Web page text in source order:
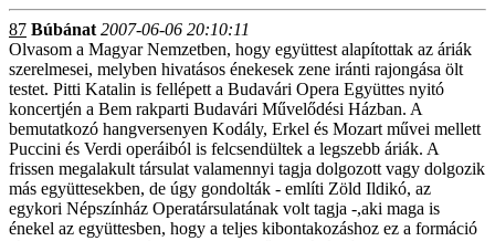
87 Búbánat 2007-06-06 20:10:11
Olvasom a Magyar Nemzetben, hogy együttest alapítottak az áriák
szerelmesei, melyben hivatásos énekesek zene iránti rajongása ölt
testet. Pitti Katalin is fellépett a Budavári Opera Együttes nyitó
koncertjén a Bem rakparti Budavári Művelődési Házban. A
bemutatkozó hangversenyen Kodály, Erkel és Mozart művei mellett
Puccini és Verdi operáiból is felcsendültek a legszebb áriák. A
frissen megalakult társulat valamennyi tagja dolgozott vagy dolgozik
más együttesekben, de úgy gondolták - említi Zöld Ildikó, az
egykori Népszínház Operatársulatának volt tagja -,aki maga is
énekel az együttesben, hogy a teljes kibontakozáshoz ez a formáció